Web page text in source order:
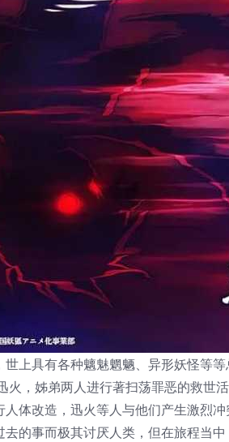
上具有各种魑魅魍魉、异形妖怪等
火，姊弟两人进行著扫荡罪恶的救世
体改造，迅火等人与他们产生激烈
的事而极其讨厌人类，但在旅程当